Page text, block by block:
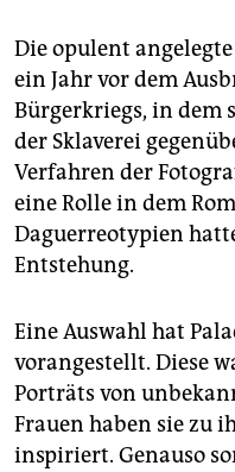
Die opulent
ein Jahr vor dem
Bürgerkriegs, in dem
der Sklaverei
Verfahren der
eine Rolle in dem
Daguerreotypien
Entstehung.
Eine Auswahl hat
vorangestellt. Diese
Porträts von
Frauen haben sie zu
inspiriert. Genauso